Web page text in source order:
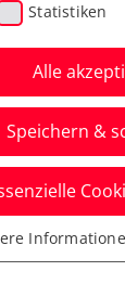
Runde
Cup-
ATP-
im
Statistiken
Alle
Speichern &
werden für